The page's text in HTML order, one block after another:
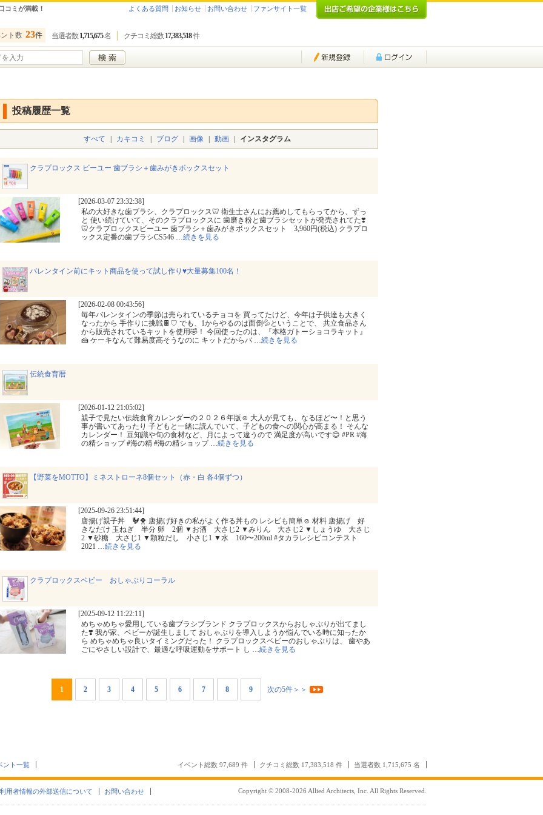
コミが満載！ よくある質問 お知らせ お問い合わせ ファンサイト一覧
ト数 23件 当選者数 1,715,675名 クチコミ総数 17,383,518件
投稿履歴一覧
すべて カキコミ ブログ 画像 動画 インスタグラム
クラプロックス ビーユー 歯ブラシ＋歯みがきボックスセット
[2026-03-07 23:32:38]
私の大好きな歯ブラシ、クラプロックス🦷 衛生士さんにお薦めしてもらってから、ずっ
と 使い続けていて、そのクラプロックスに 歯磨き粉と歯ブラシセットが発売されてた❣️
🦷クラプロックスビーユー 歯ブラシ＋歯みがきボックスセット 3,960円(税込) クラプロ
ックス定番の歯ブラシCS546 …続きを見る
バレンタイン前にキット商品を使って試し作り♥大量募集100名！
[2026-02-08 00:43:56]
毎年バレンタインの季節は売られているチョコを 買ってたけど、今年は子供達も大きく
なったから 手作りに挑戦🍫♡ でも、1からやるのは面倒💦ということで、 共立食品さん
から販売されているキットを使用🤣！ 今回使ったのは、『本格ガトーショコラキット』
🍰 ケーキなんて難易度高そうなのに キットだからバ …続きを見る
伝統食育暦
[2026-01-12 21:05:02]
親子で見たい伝統食育カレンダーの２０２６年版☺️ 大人が見ても、なるほど〜！と思う
事が書いてあったり 子どもと一緒に読んでいて、子どもの食への関心が高まる！ そんな
カレンダー！ 豆知識や旬の食材など、月によって違うので 満足度が高いです😊 #PR #海
の精ショップ #海の精 #海の精ショップ …続きを見る
【野菜をMOTTO】ミネストローネ8個セット（赤・白 各4個ずつ）
[2025-09-26 23:51:44]
唐揚げ親子丼 🐓🐥 唐揚げ好きの私がよく作る丼もの レシピも簡単☺️ 材料 唐揚げ 好
きなだけ 玉ねぎ 半分 卵 2個 ▼お酒 大さじ2 ▼みりん 大さじ2 ▼しょうゆ 大さじ
2 ▼砂糖 大さじ1 ▼顆粒だし 小さじ1 ▼水 160〜200ml #タカラレシピコンテスト
2021 …続きを見る
クラプロックスベビー おしゃぶりコーラル
[2025-09-12 11:22:11]
めちゃめちゃ愛用している歯ブラシブランド クラプロックスからおしゃぶりが出てまし
た❣️ 我が家、ベビーが誕生しまして おしゃぶりを導入しようか悩んでいる時に知ったか
ら めちゃめちゃ良いタイミングだった！ クラプロックスベビーのおしゃぶりは、 歯やあ
ごにやさしい設計で、最適な呼吸運動をサポート し …続きを見る
1 2 3 4 5 6 7 8 9 次の5件＞＞
ント一覧 イベント総数 97,689 件 クチコミ総数 17,383,518 件 当選者数 1,715,675 名
利用者情報の外部送信について お問い合わせ Copyright © 2008-2026 Allied Architects, Inc. All Rights Reserved.